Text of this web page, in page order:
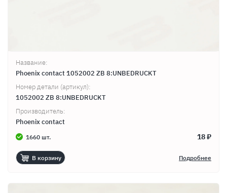
Название:
Phoenix contact 1052002 ZB 8:UNBEDRUCKT
Номер детали (артикул):
1052002 ZB 8:UNBEDRUCKT
Производитель:
Phoenix contact
1660 шт. 18 ₽
В корзину Подробнее